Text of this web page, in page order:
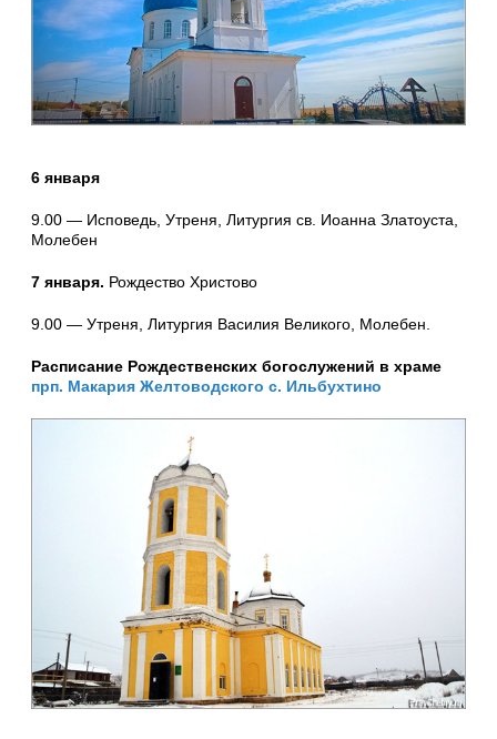
6 января
9.00 — Исповедь, Утреня, Литургия св. Иоанна Златоуста,
Молебен
7 января. Рождество Христово
9.00 — Утреня, Литургия Василия Великого, Молебен.
Расписание Рождественских богослужений в храме
прп. Макария Желтоводского с. Ильбухтино